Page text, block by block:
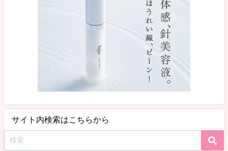
サイト内検索はこちらから